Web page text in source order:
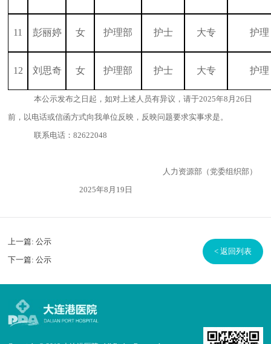
11 彭丽婷 女 护理部 护士 大专 护理
12 刘思奇 女 护理部 护士 大专 护理
本公示发布之日起，如对上述人员有异议，请于2025年8月26日
前，以电话或信函方式向我单位反映，反映问题要求实事求是。
联系电话：82622048
人力资源部（党委组织部）
2025年8月19日
上一篇:公示
下一篇:公示
< 返回列表